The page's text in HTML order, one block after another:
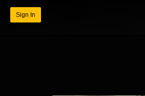
Sign In